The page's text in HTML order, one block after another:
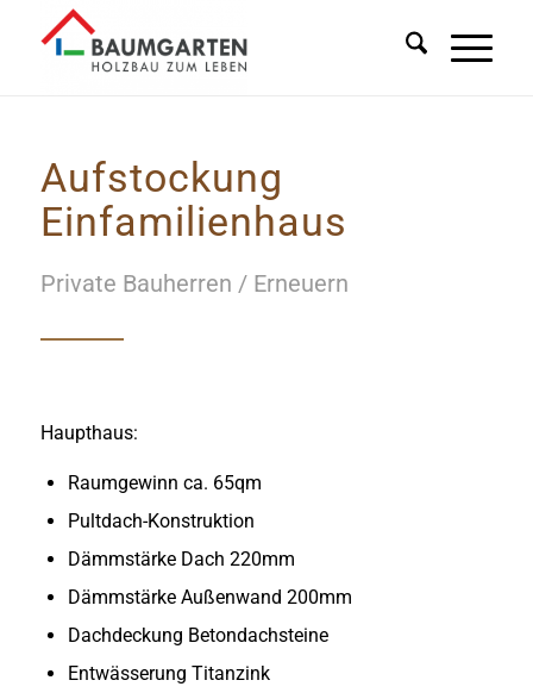
Aufstockung
Einfamilienhaus
Private Bauherren / Erneuern
Haupthaus:
Raumgewinn ca. 65qm
Pultdach-Konstruktion
Dämmstärke Dach 220mm
Dämmstärke Außenwand 200mm
Dachdeckung Betondachsteine
Entwässerung Titanzink